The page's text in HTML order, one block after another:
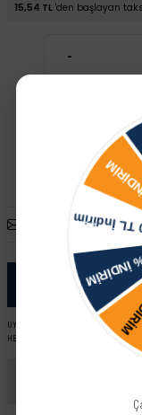
15,54 TL 'den başlayan
-
Arkadaşına Öner
UYUMLU ARAÇ VE MOTOR TIPLERI:
HB Lada Vega Stw - 2111